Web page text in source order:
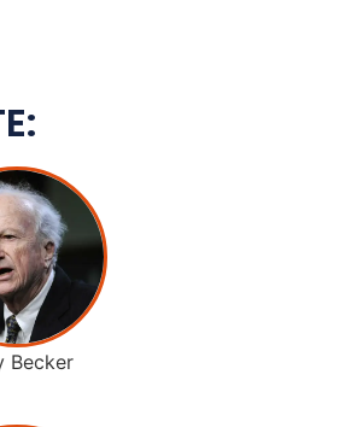
Becker